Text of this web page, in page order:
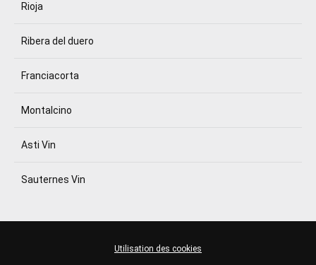
Rioja
Ribera del duero
Franciacorta
Montalcino
Asti Vin
Sauternes Vin
Utilisation des cookies